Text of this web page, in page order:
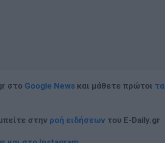
στο Google News και μάθετε πρώτοι τα
στην ροή ειδήσεων του E-Daily.gr